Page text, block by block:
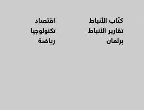
كتّاب الأنباط
تقارير الأنباط
برلمان
اقتصاد
تكنولوجيا
رياضة